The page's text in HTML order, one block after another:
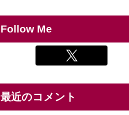
Follow Me
最近のコメント